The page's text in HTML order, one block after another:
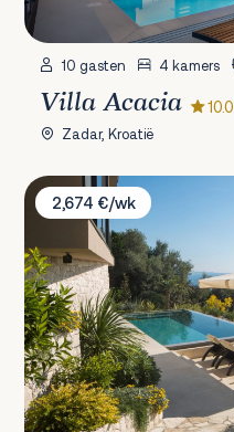
10 gasten 4 kamers
Villa Acacia 10.0
Zadar, Kroatië
Villa Bevel
2,674 €/wk